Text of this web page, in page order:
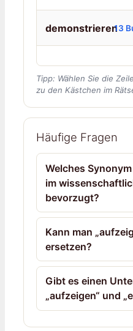
demonstrieren13
Tipp: Wählen Sie die
zu den Kästchen im
Häufige Fragen
Welches
im
bevorzugt?
Kann man
ersetzen?
Gibt es einen
„aufzeigen“ und